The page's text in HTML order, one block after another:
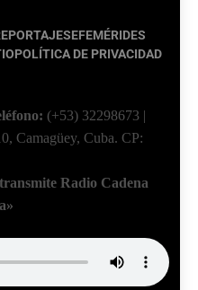
EFEMÉRIDES
POLÍTICA DE PRIVACIDAD
(+53) 32298673 |
Camagüey, Cuba. CP:
Radio Cadena